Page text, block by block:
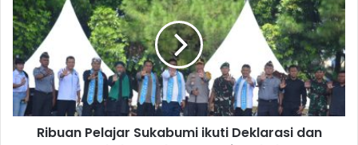
Ribuan Pelajar Sukabumi ikuti Deklarasi dan